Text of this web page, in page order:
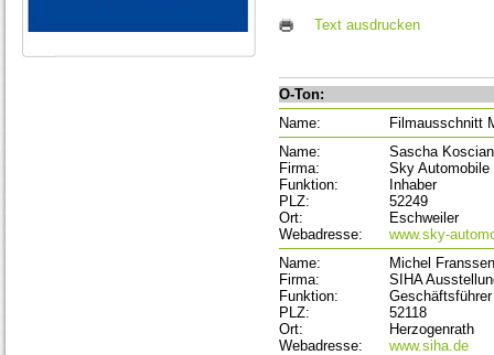
Text ausdrucken
O-Ton:
Name:
Filmausschnitt
Name:
Sascha
Firma:
Sky Automobile
Funktion:
Inhaber
PLZ:
52249
Ort:
Eschweiler
Webadresse:
www.sky-
Name:
Michel Franssen
Firma:
SIHA
Funktion:
Geschäftsführer
PLZ:
52118
Ort:
Herzogenrath
Webadresse:
www.siha.de